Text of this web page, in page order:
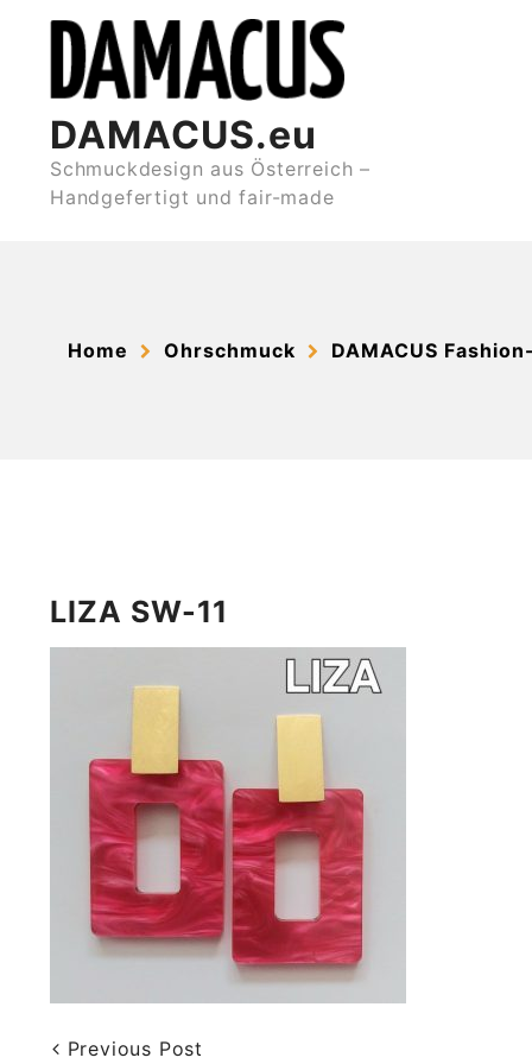
content
DAMACUS.eu
Schmuckdesign aus Österreich –
Handgefertigt und fair-made
Home Ohrschmuck DAMACUS
LIZA SW-11
Previous Post